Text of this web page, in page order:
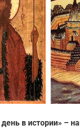
в истории» –